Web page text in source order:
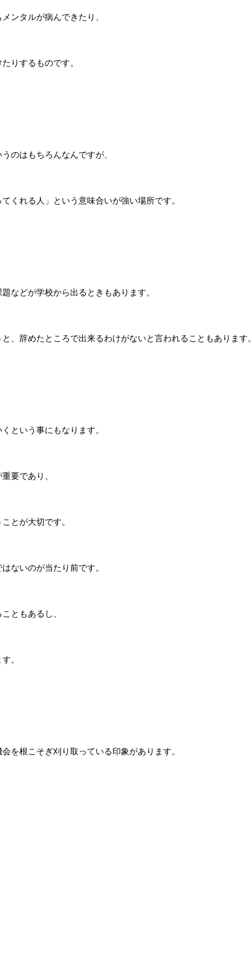
ンタルが病んできたり、
りするものです。
のはもちろんなんですが、
くれる人」という意味合いが強い場所です。
などが学校から出るときもあります。
、辞めたところで出来るわけがないと言われることもあります。
という事にもなります。
要であり、
とが大切です。
ないのが当たり前です。
ともあるし、
。
を根こそぎ刈り取っている印象があります。